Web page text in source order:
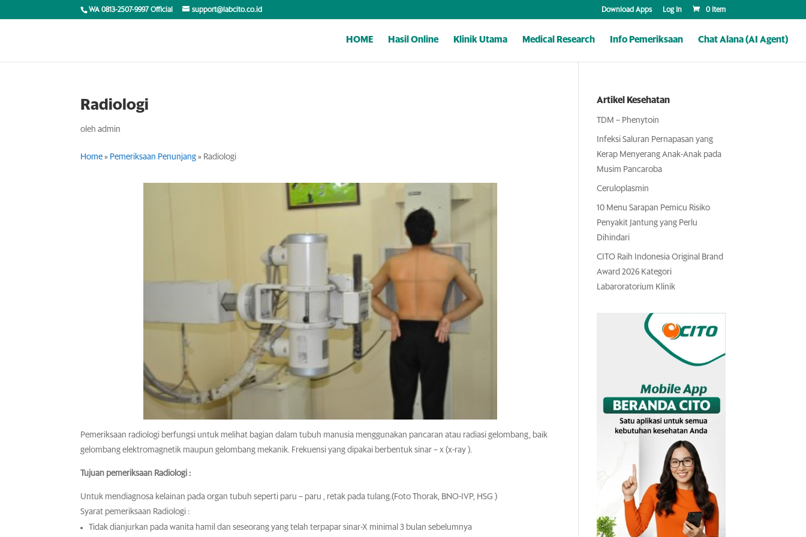
WA 0813-2507-9997 Official support@labcito.co.id Download Apps Log In 0 Item
HOME Hasil Online Klinik Utama Medical Research Info Pemeriksaan Chat Alana (AI Agent)
Radiologi
olehadmin
Home » Pemeriksaan Penunjang » Radiologi
Pemeriksaan radiologi berfungsi untuk melihat bagian dalam tubuh manusia menggunakan pancaran atau radiasi gelombang, baik
gelombang elektromagnetik maupun gelombang mekanik. Frekuensi yang dipakai berbentuk sinar – x (x-ray ).
Tujuan pemeriksaan Radiologi :
Untuk mendiagnosa kelainan pada organ tubuh seperti paru – paru , retak pada tulang.(Foto Thorak, BNO-IVP, HSG )
Syarat pemeriksaan Radiologi :
Tidak dianjurkan pada wanita hamil dan seseorang yang telah terpapar sinar-X minimal 3 bulan sebelumnya
Artikel Kesehatan
TDM – Phenytoin
Infeksi Saluran Pernapasan yang
Kerap Menyerang Anak-Anak pada
Musim Pancaroba
Ceruloplasmin
10 Menu Sarapan Pemicu Risiko
Penyakit Jantung yang Perlu
Dihindari
CITO Raih Indonesia Original Brand
Award 2026 Kategori
Labaroratorium Klinik